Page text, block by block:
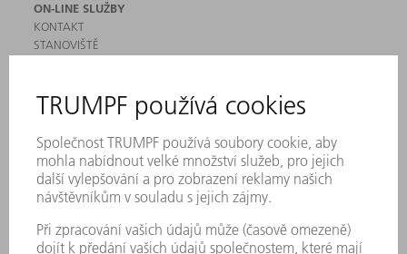
ON-LINE SLUŽBY
KONTAKT
STANOVIŠTĚ
MYTRUMPF
BEZPEČNOSTNÍ LISTY
PRODUKTY
STROJE & SYSTÉMY
LASER
VÝKONOVÁ ELEKTRONIKA
SMART FACTORY
SOFTWARE